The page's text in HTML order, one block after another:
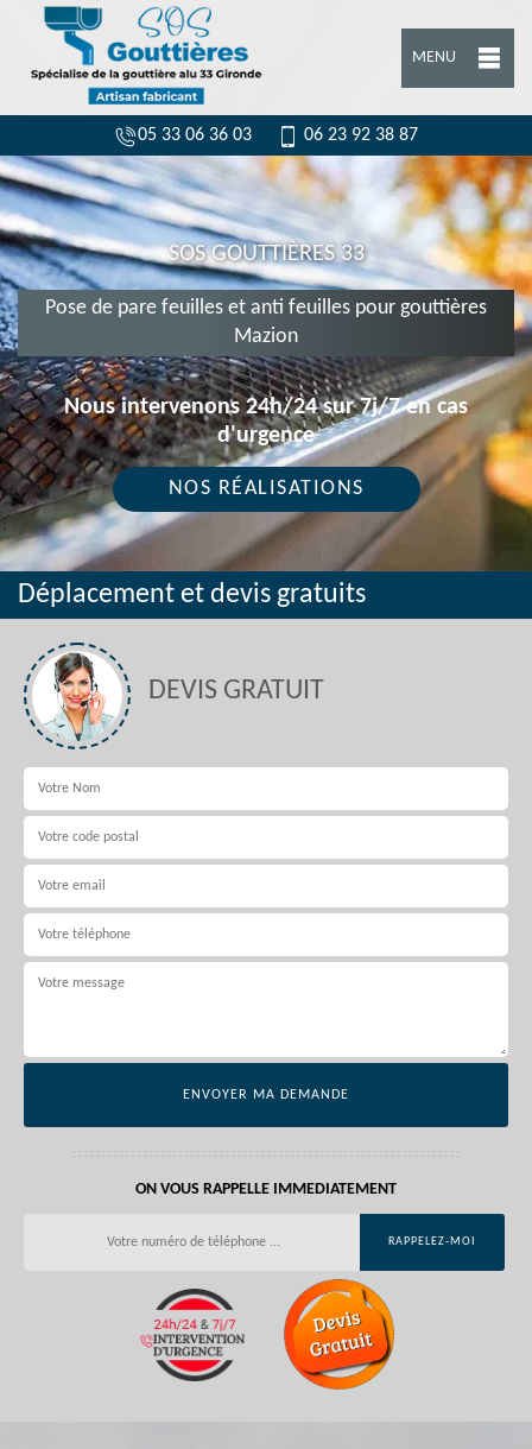
MENU
05 33 06 36 03 06 23 92 38 87
SOS GOUTTIÈRES 33
Pose de pare feuilles et anti feuilles pour gouttières
Mazion
Nous intervenons 24h/24 sur 7j/7 en cas
d'urgence
NOS RÉALISATIONS
Déplacement et devis gratuits
DEVIS GRATUIT
ON VOUS RAPPELLE IMMEDIATEMENT